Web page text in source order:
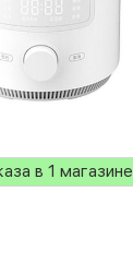
в 1 магазине